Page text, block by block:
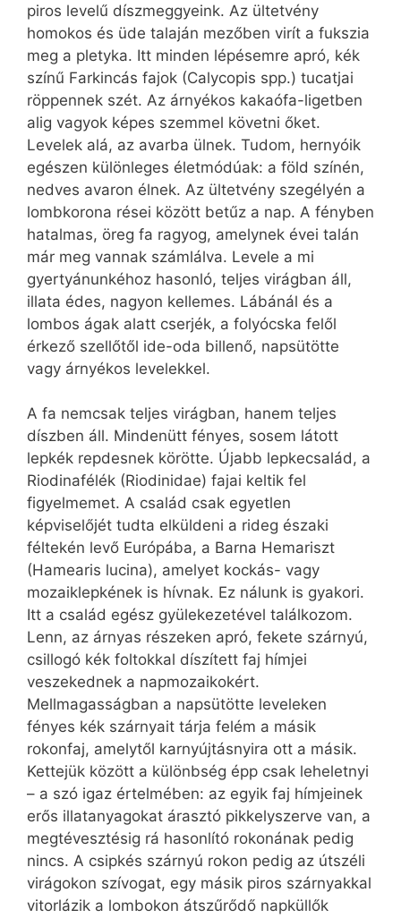
piros levelű díszmeggyeink. Az ültetvény
homokos és üde talaján mezőben virít a fukszia
meg a pletyka. Itt minden lépésemre apró, kék
színű Farkincás fajok (Calycopis spp.) tucatjai
röppennek szét. Az árnyékos kakaófa-ligetben
alig vagyok képes szemmel követni őket.
Levelek alá, az avarba ülnek. Tudom, hernyóik
egészen különleges életmódúak: a föld színén,
nedves avaron élnek. Az ültetvény szegélyén a
lombkorona rései között betűz a nap. A fényben
hatalmas, öreg fa ragyog, amelynek évei talán
már meg vannak számlálva. Levele a mi
gyertyánunkéhoz hasonló, teljes virágban áll,
illata édes, nagyon kellemes. Lábánál és a
lombos ágak alatt cserjék, a folyócska felől
érkező szellőtől ide-oda billenő, napsütötte
vagy árnyékos levelekkel.
A fa nemcsak teljes virágban, hanem teljes
díszben áll. Mindenütt fényes, sosem látott
lepkék repdesnek körötte. Újabb lepkecsalád, a
Riodinafélék (Riodinidae) fajai keltik fel
figyelmemet. A család csak egyetlen
képviselőjét tudta elküldeni a rideg északi
féltekén levő Európába, a Barna Hemariszt
(Hamearis lucina), amelyet kockás- vagy
mozaiklepkének is hívnak. Ez nálunk is gyakori.
Itt a család egész gyülekezetével találkozom.
Lenn, az árnyas részeken apró, fekete szárnyú,
csillogó kék foltokkal díszített faj hímjei
veszekednek a napmozaikokért.
Mellmagasságban a napsütötte leveleken
fényes kék szárnyait tárja felém a másik
rokonfaj, amelytől karnyújtásnyira ott a másik.
Kettejük között a különbség épp csak leheletnyi
– a szó igaz értelmében: az egyik faj hímjeinek
erős illatanyagokat árasztó pikkelyszerve van, a
megtévesztésig rá hasonlító rokonának pedig
nincs. A csipkés szárnyú rokon pedig az útszéli
virágokon szívogat, egy másik piros szárnyakkal
vitorlázik a lombokon átszűrődő napküllők